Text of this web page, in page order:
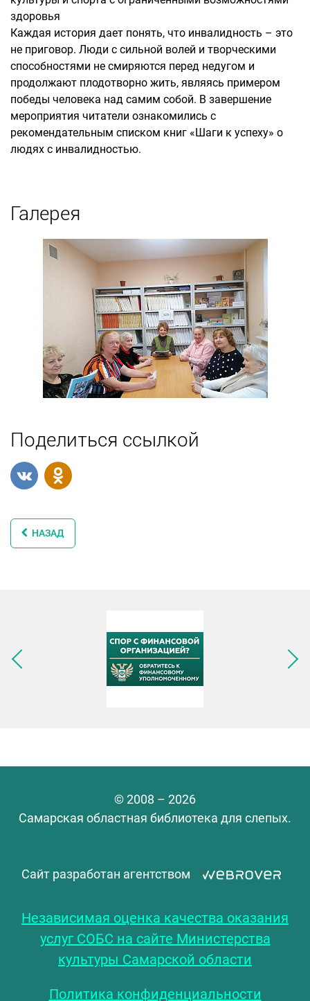
здоровья
Каждая история дает понять, что инвалидность – это
не приговор. Люди с сильной волей и творческими
способностями не смиряются перед недугом и
продолжают плодотворно жить, являясь примером
победы человека над самим собой. В завершение
мероприятия читатели ознакомились с
рекомендательным списком книг «Шаги к успеху» о
людях с инвалидностью.
Галерея
Поделиться ссылкой
НАЗАД
Следующее изображение
© 2008 – 2026
Самарская областная библиотека для слепых.
Сайт разработан агентством
Независимая оценка качества оказания
услуг СОБС на сайте Министерства
культуры Самарской области
Политика конфиденциальности